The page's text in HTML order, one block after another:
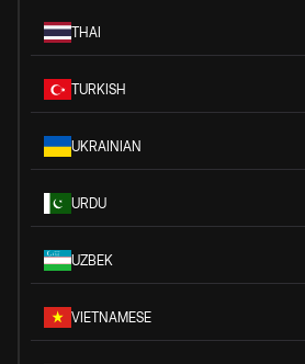
THAI
TURKISH
UKRAINIAN
URDU
UZBEK
VIETNAMESE